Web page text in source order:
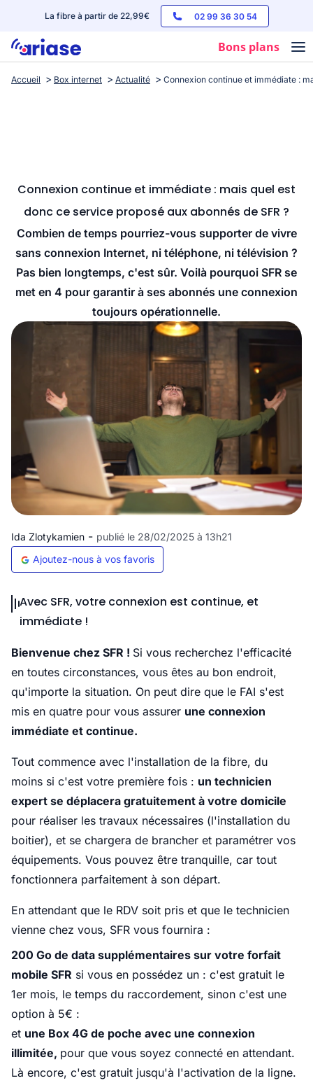
La fibre à partir de 22,99€ 02 99 36 30 54
Bons plans
Box internet
Streaming
Accueil Box internet Actualité Connexion continue et immédiate :
Connexion continue et immédiate : mais quel est
donc ce service proposé aux abonnés de SFR ?
Combien de temps pourriez-vous supporter de vivre
sans connexion Internet, ni téléphone, ni télévision ?
Pas bien longtemps, c'est sûr. Voilà pourquoi SFR se
met en 4 pour garantir à ses abonnés une connexion
toujours opérationnelle.
Ida Zlotykamien - publié le 28/02/2025 à 13h21
Ajoutez-nous à vos favoris
Avec SFR, votre connexion est continue, et
immédiate !
Bienvenue chez SFR ! Si vous recherchez l'efficacité
en toutes circonstances, vous êtes au bon endroit,
qu'importe la situation. On peut dire que le FAI s'est
mis en quatre pour vous assurer une connexion
immédiate et continue.
Tout commence avec l'installation de la fibre, du
moins si c'est votre première fois : un technicien
expert se déplacera gratuitement à votre domicile
pour réaliser les travaux nécessaires (l'installation du
boitier), et se chargera de brancher et paramétrer vos
équipements. Vous pouvez être tranquille, car tout
fonctionnera parfaitement à son départ.
En attendant que le RDV soit pris et que le technicien
vienne chez vous, SFR vous fournira :
200 Go de data supplémentaires sur votre forfait
mobile SFR si vous en possédez un : c'est gratuit le
1er mois, le temps du raccordement, sinon c'est une
option à 5€ :
et une Box 4G de poche avec une connexion
illimitée, pour que vous soyez connecté en attendant.
Là encore, c'est gratuit jusqu'à l'activation de la ligne.